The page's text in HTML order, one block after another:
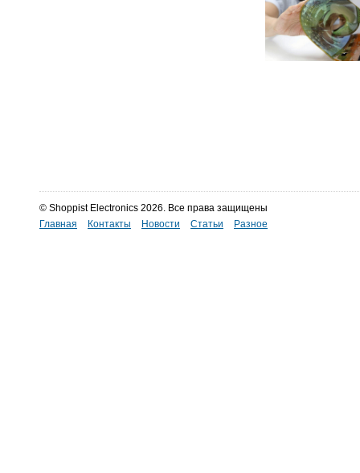
© Shoppist Electronics 2026. Все права защищены
Главная
Контакты Новости Статьи Разное